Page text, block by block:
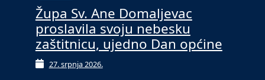
Župa Sv. Ane Domaljevac
proslavila svoju nebesku
zaštitnicu, ujedno Dan općine
27. srpnja 2026.